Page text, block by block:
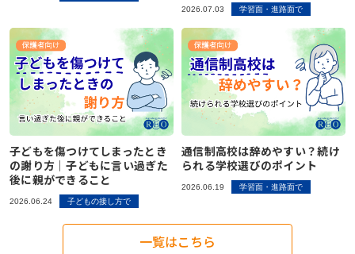
2026.07.03 学習面・進路面で
子どもを傷つけてしまったとき
の謝り方｜子どもに言い過ぎた
後に親ができること
2026.06.24 子どもの接し方で
通信制高校は辞めやすい？続け
られる学校選びのポイント
2026.06.19 学習面・進路面で
一覧はこちら